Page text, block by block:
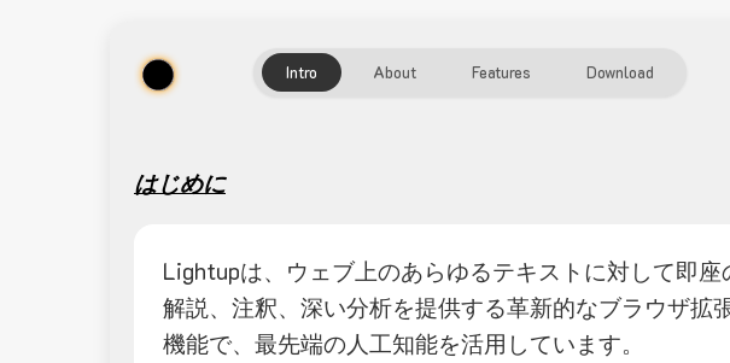
Intro About Features Download
はじめに
Lightupは、ウェブ上のあらゆるテキストに対して即座
解説、注釈、深い分析を提供する革新的なブラウザ拡
機能で、最先端の人工知能を活用しています。